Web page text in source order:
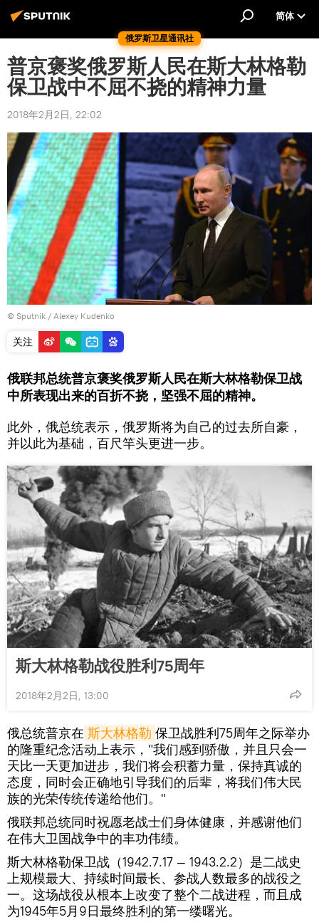
俄罗斯卫星通讯社
简体
普京褒奖俄罗斯人民在斯大林格勒
保卫战中不屈不挠的精神力量
2018年2月2日, 22:02
© Sputnik / Alexey Kudenko
关注
俄联邦总统普京褒奖俄罗斯人民在斯大林格勒保卫战
中所表现出来的百折不挠，坚强不屈的精神。
此外，俄总统表示，俄罗斯将为自己的过去所自豪，
并以此为基础，百尺竿头更进一步。
斯大林格勒战役胜利75周年
2018年2月2日, 13:00
俄总统普京在 斯大林格勒 保卫战胜利75周年之际举办
的隆重纪念活动上表示，"我们感到骄傲，并且只会一
天比一天更加进步，我们将会积蓄力量，保持真诚的
态度，同时会正确地引导我们的后辈，将我们伟大民
族的光荣传统传递给他们。"
俄联邦总统同时祝愿老战士们身体健康，并感谢他们
在伟大卫国战争中的丰功伟绩。
斯大林格勒保卫战（1942.7.17 — 1943.2.2）是二战史
上规模最大、持续时间最长、参战人数最多的战役之
一。这场战役从根本上改变了整个二战进程，而且成
为1945年5月9日最终胜利的第一缕曙光。